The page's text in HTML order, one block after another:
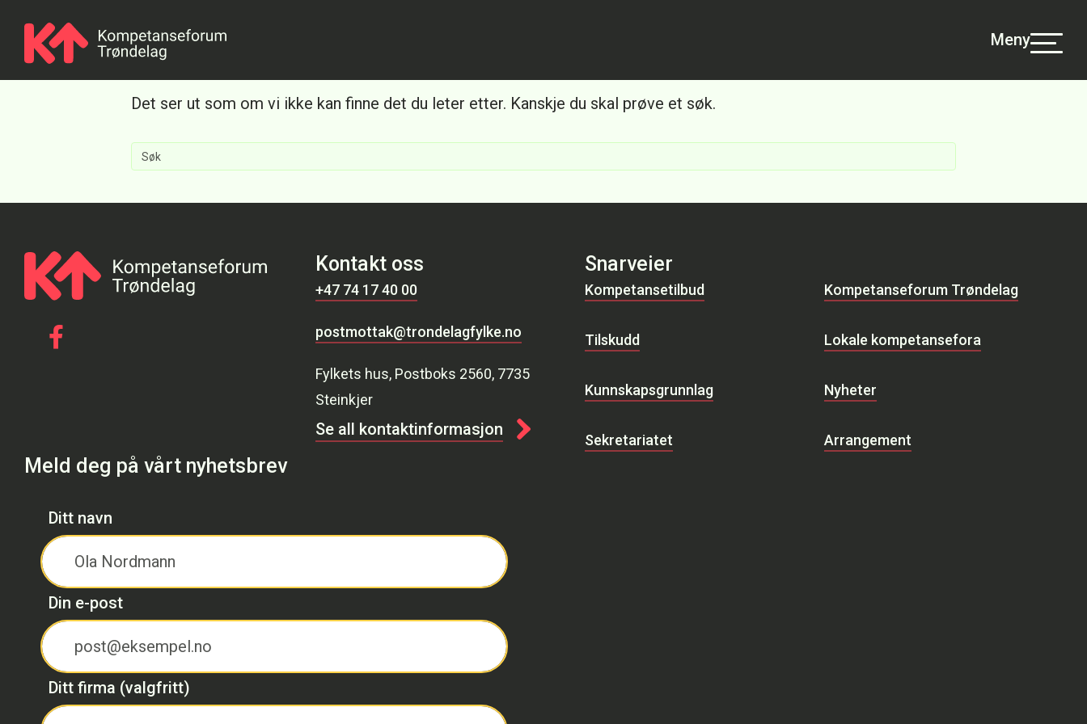
Meny
Ingenting ble funnet
Det ser ut som om vi ikke kan finne det du leter etter. Kanskje du skal prøve et søk.
Gå til vår Facebook
Kontakt oss
+47 74 17 40 00
postmottak@trondelagfylke.no
Fylkets hus, Postboks 2560, 7735
Steinkjer
Se all kontaktinformasjon
Snarveier
Kompetansetilbud
Tilskudd
Kunnskapsgrunnlag
Sekretariatet
Kompetanseforum Trøndelag
Lokale kompetansefora
Nyheter
Arrangement
Meld deg på vårt nyhetsbrev
Ditt navn
Din e-post
Ditt firma (valgfritt)